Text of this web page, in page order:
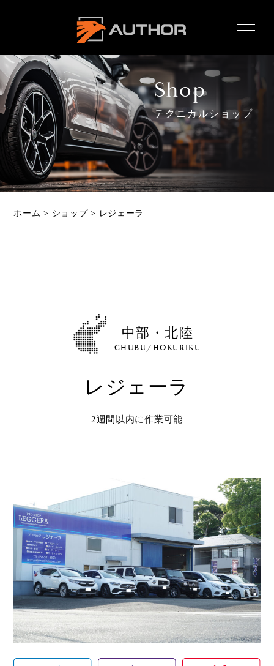
サーアラーム home
Home
ホーム
News
最新情報
About
Compatibility
Contact
Shop
テクニカルショップ
ホーム > ショップ> レジェーラ
中部・北陸
CHUBU/HOKURIKU
レジェーラ
2週間以内に作業可能